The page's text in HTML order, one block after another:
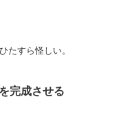
たすら怪しい。
完成させる